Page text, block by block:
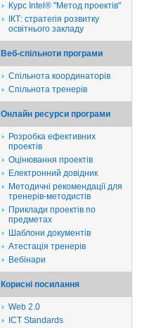
Курс Intel® "Метод проектів"
ІКТ: стратегія розвитку
освітнього закладу
Веб-спільноти програми
Спільнота координаторів
Спільнота тренерів
Онлайн ресурси програми
Розробка ефективних
проектів
Оцінювання проектів
Електронний довідник
Методичні рекомендації для
тренерів-методистів
Приклади проектів по
предметах
Шаблони документів
Атестація тренерів
Вебінари
Корисні посилання
Web 2.0
ICT Standards